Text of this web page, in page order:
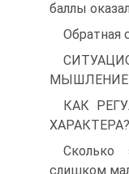
баллы
Обратная
МЫШЛЕНИЕ
КАК
ХАРАКТЕРА?
слишком